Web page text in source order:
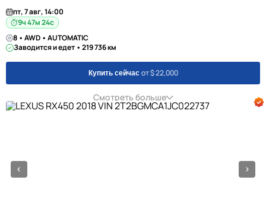
пт, 7 авг, 14:00
9ч 47м 23с
8 • AWD • AUTOMATIC
Заводится и едет • 219 736 км
Купить сейчас от $ 22,000
Смотреть больше